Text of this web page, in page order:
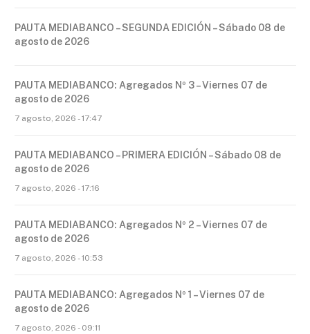
PAUTA MEDIABANCO – SEGUNDA EDICIÓN – Sábado 08 de
agosto de 2026
PAUTA MEDIABANCO: Agregados Nº 3 – Viernes 07 de
agosto de 2026
7 agosto, 2026 - 17:47
PAUTA MEDIABANCO – PRIMERA EDICIÓN – Sábado 08 de
agosto de 2026
7 agosto, 2026 - 17:16
PAUTA MEDIABANCO: Agregados Nº 2 – Viernes 07 de
agosto de 2026
7 agosto, 2026 - 10:53
PAUTA MEDIABANCO: Agregados Nº 1 – Viernes 07 de
agosto de 2026
7 agosto, 2026 - 09:11